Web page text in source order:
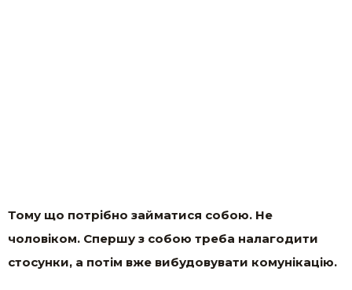
Тому що потрібно займатися собою. Не
чоловіком. Спершу з собою треба налагодити
стосунки, а потім вже вибудовувати комунікацію.